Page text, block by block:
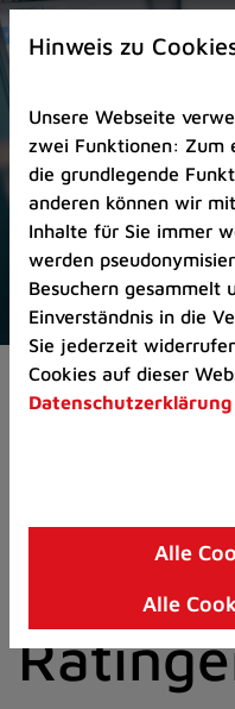
Zur
Startseite
Zum
Seitenanfang
springen
(Schnelltaste
A)
Zur
Navigation/Menü
springen
(Schnelltaste
M)
Zur
8)
I)
Aktuelles
der
Hinweis zu
Unsere Webseite
zwei Funktionen: Zum
die grundlegende
anderen können wir
Inhalte für Sie immer
werden
Besuchern gesammelt
Einverständnis in die
Sie jederzeit
Cookies auf dieser
Datenschutzerklärung
Alle
Alle